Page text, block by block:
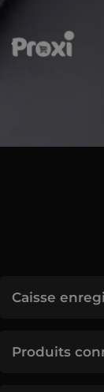
Caisse
Produits